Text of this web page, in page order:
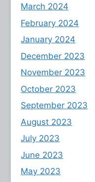
March 2024
February 2024
January 2024
December 2023
November 2023
October 2023
September 2023
August 2023
July 2023
June 2023
May 2023